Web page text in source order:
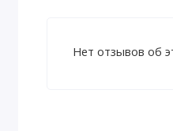
Нет отзывов об